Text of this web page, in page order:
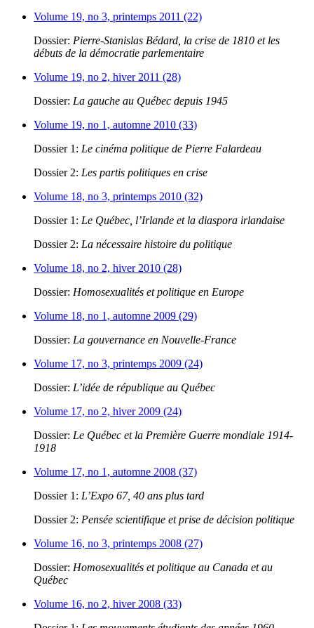
Volume 19, no 3, printemps 2011 (22)
Dossier: Pierre-Stanislas Bédard, la crise de 1810 et les
débuts de la démocratie parlementaire
Volume 19, no 2, hiver 2011 (28)
Dossier: La gauche au Québec depuis 1945
Volume 19, no 1, automne 2010 (33)
Dossier 1: Le cinéma politique de Pierre Falardeau
Dossier 2: Les partis politiques en crise
Volume 18, no 3, printemps 2010 (32)
Dossier 1: Le Québec, l’Irlande et la diaspora irlandaise
Dossier 2: La nécessaire histoire du politique
Volume 18, no 2, hiver 2010 (28)
Dossier: Homosexualités et politique en Europe
Volume 18, no 1, automne 2009 (29)
Dossier: La gouvernance en Nouvelle-France
Volume 17, no 3, printemps 2009 (24)
Dossier: L’idée de république au Québec
Volume 17, no 2, hiver 2009 (24)
Dossier: Le Québec et la Première Guerre mondiale 1914-
1918
Volume 17, no 1, automne 2008 (37)
Dossier 1: L’Expo 67, 40 ans plus tard
Dossier 2: Pensée scientifique et prise de décision politique
Volume 16, no 3, printemps 2008 (27)
Dossier: Homosexualités et politique au Canada et au
Québec
Volume 16, no 2, hiver 2008 (33)